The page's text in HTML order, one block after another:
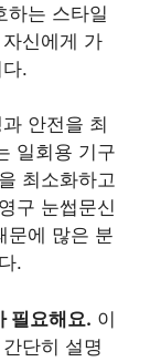
하는 스타일
신에게 가
.
안전을 최
일회용 기구
최소화하고
구 눈썹문신
문에 많은 분
.
필요해요. 이
단히 설명